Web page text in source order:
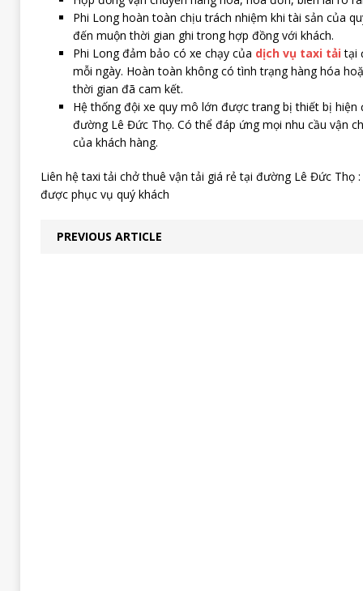
Phi Long hoàn toàn chịu trách nhiệm khi tài sản của
đến muộn thời gian ghi trong hợp đồng với khách.
Phi Long đảm bảo có xe chạy của dịch vụ taxi tải tại
mỗi ngày. Hoàn toàn không có tình trạng hàng hóa
thời gian đã cam kết.
Hệ thống đội xe quy mô lớn được trang bị thiết bị hiện
đường Lê Đức Thọ. Có thể đáp ứng mọi nhu cầu vận
của khách hàng.
Liên hệ taxi tải chở thuê vận tải giá rẻ tại đường Lê Đức Thọ :
được phục vụ quý khách
PREVIOUS ARTICLE